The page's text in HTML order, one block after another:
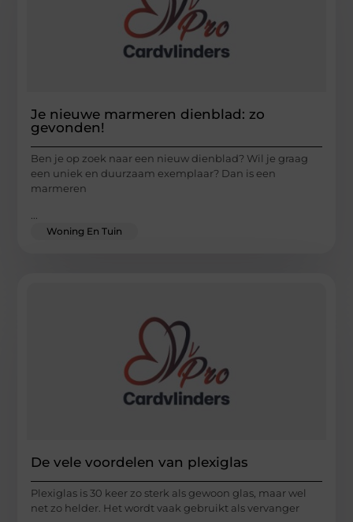
Je nieuwe marmeren dienblad: zo
gevonden!
Ben je op zoek naar een nieuw dienblad? Wil je graag
een uniek en duurzaam exemplaar? Dan is een
marmeren
Woning En Tuin
De vele voordelen van plexiglas
Plexiglas is 30 keer zo sterk als gewoon glas, maar wel
net zo helder. Het wordt vaak gebruikt als vervanger